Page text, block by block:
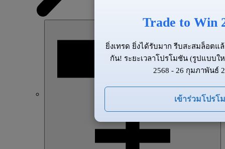
Trade to Win
ยิ่งเทรด ยิ่งได้รับมาก รีบสะสมล็อตแ
กัน! ระยะเวลาโปรโมชัน (รูปแบบใ
2568 - 26 กุมภาพันธ์
เข้าร่วมโปรโ